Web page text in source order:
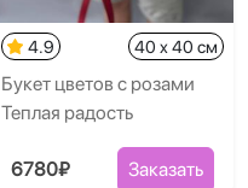
4.9 40 x 40 см
Букет цветов с розами
Теплая радость
6780₽ Заказать